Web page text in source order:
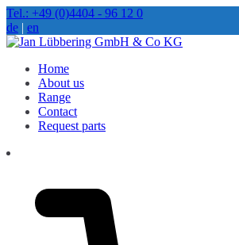
Zum
Inhalt
springen
Tel.: +49 (0)4404 - 96 12 0
de | en
Jan Lübbering GmbH & Co KG
Home
About us
Range
Contact
Request parts